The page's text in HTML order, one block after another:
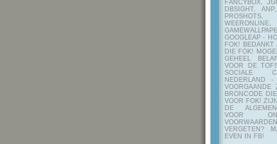
FANCYBOX,
DBSIGHT,
GOOGLEAP -
FOK! BEDANKT
DIE FOK!
GEHEEL
VOOR DE
SOCIALE
NEDERLAND
BRONCODE
VOOR FOK!
DE
VOOR
VERGETEN?
EVEN IN FB!